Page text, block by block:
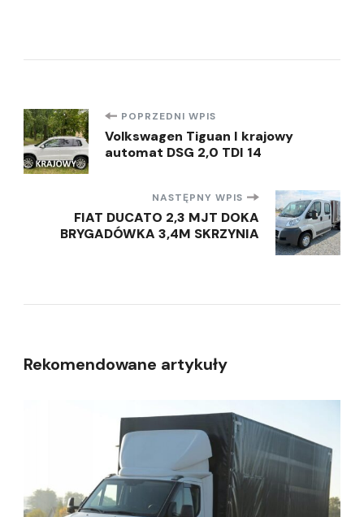
Nawigacja
wpisu
POPRZEDNI WPIS
Volkswagen Tiguan I krajowy
automat DSG 2,0 TDI 14
NASTĘPNY WPIS
FIAT DUCATO 2,3 MJT DOKA
BRYGADÓWKA 3,4M SKRZYNIA
Rekomendowane artykuły